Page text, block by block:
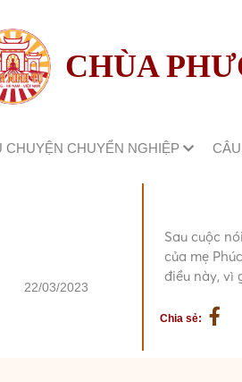
CHÙA
CHUYỆN CHUYỂN NGHIỆP
22/03/2023
Sau cuộc
của mẹ
điều này, vì
Chia sẻ: